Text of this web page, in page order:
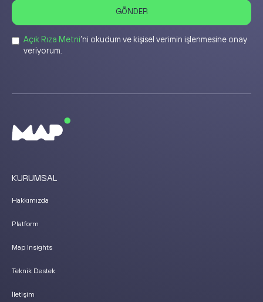
Açık Rıza Metni’ni okudum ve kişisel verimin işlenmesine onay
veriyorum.
KURUMSAL
Hakkımızda
Platform
Map Insights
Teknik Destek
İletişim